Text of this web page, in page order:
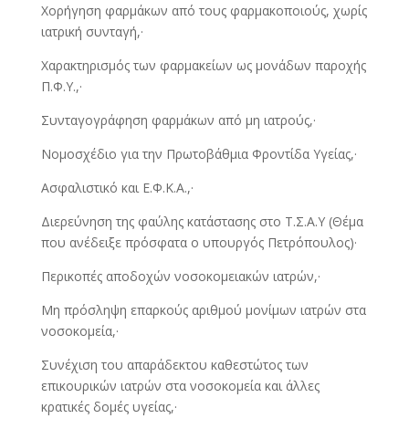
Χορήγηση φαρμάκων από τους φαρμακοποιούς, χωρίς
ιατρική συνταγή,·
Χαρακτηρισμός των φαρμακείων ως μονάδων παροχής
Π.Φ.Υ.,·
Συνταγογράφηση φαρμάκων από μη ιατρούς,·
Νομοσχέδιο για την Πρωτοβάθμια Φροντίδα Υγείας,·
Ασφαλιστικό και Ε.Φ.Κ.Α.,·
Διερεύνηση της φαύλης κατάστασης στο Τ.Σ.Α.Υ (Θέμα
που ανέδειξε πρόσφατα ο υπουργός Πετρόπουλος)·
Περικοπές αποδοχών νοσοκομειακών ιατρών,·
Μη πρόσληψη επαρκούς αριθμού μονίμων ιατρών στα
νοσοκομεία,·
Συνέχιση του απαράδεκτου καθεστώτος των
επικουρικών ιατρών στα νοσοκομεία και άλλες
κρατικές δομές υγείας,·